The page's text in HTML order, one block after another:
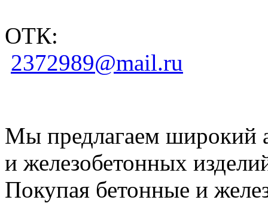
ОТК:
2372989@mail.ru
Мы предлагаем широкий
и железобетонных
Покупая бетонные и